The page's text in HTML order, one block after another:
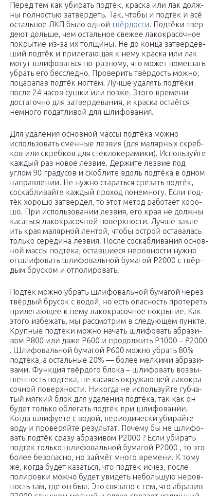
Перед тем как уби­рать под­тёк, крас­ка или лак долж­
ны пол­но­стью затвер­деть. Так, что­бы и под­тёк и всё
осталь­ное ЛКП было одной твёр­до­сти. Под­тё­ки твер­
де­ют доль­ше, чем осталь­ное све­жее лако­кра­соч­ное
покры­тие из-за их тол­щи­ны. Не до кон­ца затвер­дев­
ший под­тёк и при­ле­га­ю­щая к нему крас­ка или лак
могут шли­фо­вать­ся по-раз­но­му, что может поме­шать
убрать его бес­след­но. Про­ве­рить твёр­дость мож­но,
поца­ра­пав под­тёк ног­тём. Луч­ше уда­лять под­тё­ки
после 24 часов суш­ки или поз­же. Это­го вре­ме­ни
доста­точ­но для затвер­де­ва­ния, и крас­ка оста­ёт­ся
немно­го подат­ли­вой для шли­фо­ва­ния.
Для уда­ле­ния основ­ной мас­сы под­тё­ка мож­но
исполь­зо­вать смен­ные лез­вия (для маляр­ных скреб­
ков или скреб­ков для стек­ло­ке­ра­ми­ки). Исполь­зуй­те
каж­дый раз новое лез­вие. Дер­жи­те лез­вие под
углом 90 гра­ду­сов и скоб­ли­те вдоль под­тё­ка в одном
направ­ле­нии. Не нуж­но ста­рать­ся сре­зать под­тёк,
соскаб­ли­вай­те каж­дый про­ход поне­мно­гу. Если под­
тёк хоро­шо затвер­дел, то этот метод рабо­та­ет хоро­
шо. При исполь­зо­ва­нии лез­вия, его края не долж­ны
касать­ся лако­кра­соч­ной поверх­но­сти. Луч­ше закле­
ить края маляр­ной лен­той, что­бы острой оста­ва­лась
толь­ко сере­ди­на лез­вия. После соскаб­ли­ва­ния основ­
ной мас­сы под­тё­ка, остав­ши­е­ся неров­но­сти нуж­но
отшли­фо­вать шли­фо­валь­ной бума­гой P2000 с твёр­
дым брус­ком и отпо­ли­ро­вать.
Под­тёк мож­но убрать шли­фо­валь­ной бума­гой через
твёр­дый бру­сок с водой, но есть опас­ность про­те­реть
при­ле­га­ю­щее к нему лако­кра­соч­ное покры­тие. Как
это­го избе­жать, мы рас­смот­рим в сле­ду­ю­щем пунк­те.
Круп­ные под­тё­ки мож­но начать шли­фо­вать абра­зи­
вом P800 или даже P600 и про­дол­жить P1000 – P2000
. Шли­фо­валь­ной бума­гой P600 мож­но убрать 80%
под­тё­ка, а осталь­ные 20% — более мел­ки­ми абра­зи­
ва­ми. Функ­ция твёр­до­го бло­ка – шли­фо­вать воз­вы­
шен­ность под­тё­ка, не каса­ясь окру­жа­ю­щей лако­кра­
соч­ной поверх­но­сти. Нико­гда не исполь­зуй­те губ­ча­
тый мяг­кий блок для уда­ле­ния под­тё­ка, так как он
будет толь­ко обле­гать под­тёк при шли­фо­ва­нии.
Когда шли­фу­е­те с водой, пери­о­ди­че­ски уби­рай­те
воду и про­ве­ряй­те резуль­тат. Поче­му бы не шли­фо­
вать под­тёк сра­зу абра­зи­вом P2000 ? Если уби­рать
под­тёк толь­ко шли­фо­валь­ной бума­гой P2000 , то это
более без­опас­но, но зай­мёт мно­го вре­ме­ни. К тому
же, когда будет казать­ся, что под­тёк исчез, после
поли­ров­ки мож­но будет уви­деть неболь­шую неров­
ность там, где он был. Это свя­за­но с тем, что абра­зив